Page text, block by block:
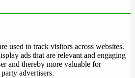
used to track visitors across websites.
ads that are relevant and engaging
and thereby more valuable for
advertisers.